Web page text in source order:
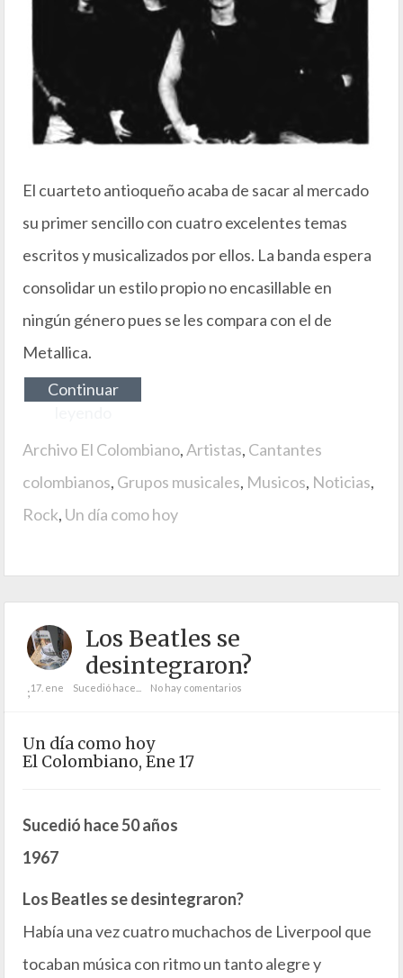
El cuarteto antioqueño acaba de sacar al mercado
su primer sencillo con cuatro excelentes temas
escritos y musicalizados por ellos. La banda espera
consolidar un estilo propio no encasillable en
ningún género pues se les compara con el de
Metallica.
Continuar
Archivo El Colombiano,Artistas, Cantantes
colombianos, Grupos musicales, Musicos, Noticias,
Rock, Un día como hoy
Los Beatles se
desintegraron?
;17. ene Sucedió hace... No hay comentarios
Un día como hoy
El Colombiano, Ene 17
Sucedió hace 50 años
1967
Los Beatles se desintegraron?
Había una vez cuatro muchachos de Liverpool que
tocaban música con ritmo un tanto alegre y